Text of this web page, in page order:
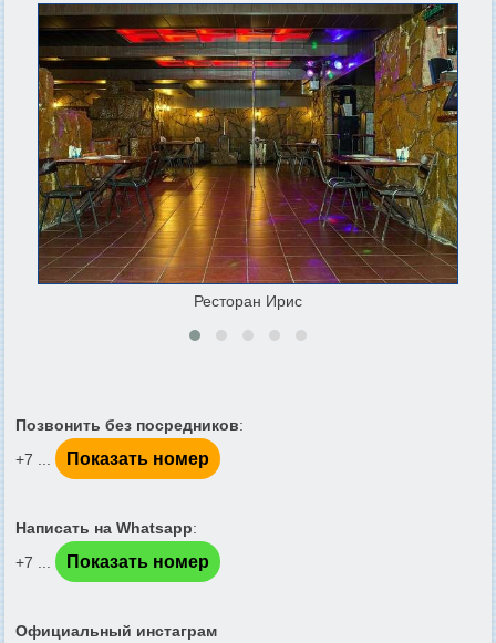
Ресторан Ирис
Позвонить без посредников:
+7 ...
Показать номер
Написать на Whatsapp:
+7 ...
Показать номер
Официальный инстаграм